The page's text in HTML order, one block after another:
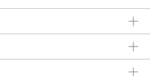
формируя цельный и